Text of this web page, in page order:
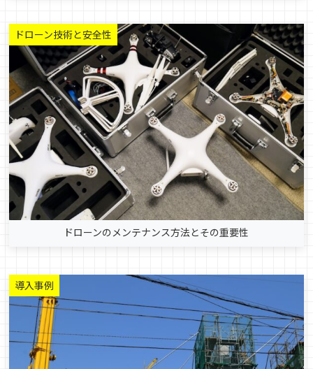
ドローン技術と安全性
ドローンのメンテナンス方法とその重要性
導入事例